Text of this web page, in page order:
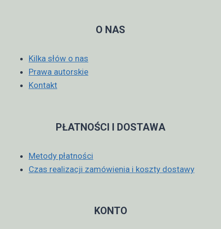
O NAS
Kilka słów o nas
Prawa autorskie
Kontakt
PŁATNOŚCI I DOSTAWA
Metody płatności
Czas realizacji zamówienia i koszty dostawy
KONTO